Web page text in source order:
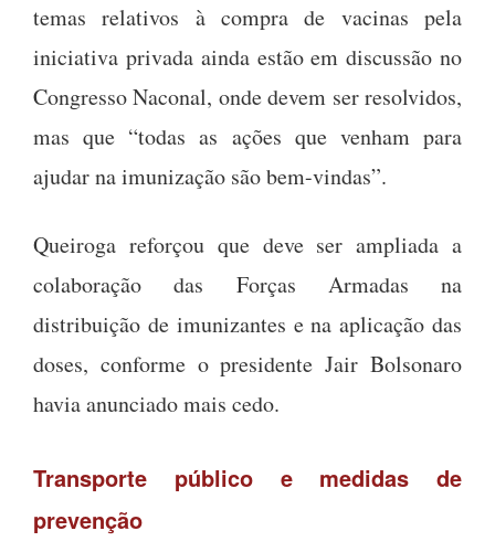
temas relativos à compra de vacinas pela
iniciativa privada ainda estão em discussão no
Congresso Naconal, onde devem ser resolvidos,
mas que “todas as ações que venham para
ajudar na imunização são bem-vindas”.
Queiroga reforçou que deve ser ampliada a
colaboração das Forças Armadas na
distribuição de imunizantes e na aplicação das
doses, conforme o presidente Jair Bolsonaro
havia anunciado mais cedo.
Transporte público e medidas de
prevenção